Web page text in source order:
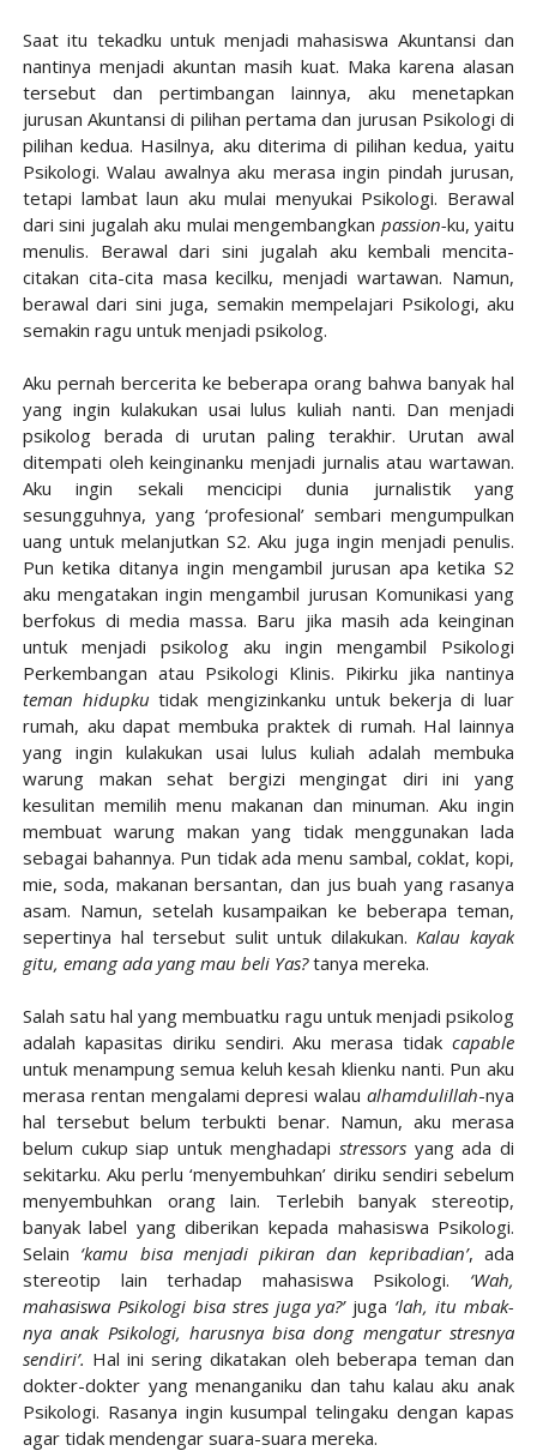
Saat itu tekadku untuk menjadi mahasiswa Akuntansi dan
nantinya menjadi akuntan masih kuat. Maka karena alasan
tersebut dan pertimbangan lainnya, aku menetapkan
jurusan Akuntansi di pilihan pertama dan jurusan Psikologi di
pilihan kedua. Hasilnya, aku diterima di pilihan kedua, yaitu
Psikologi. Walau awalnya aku merasa ingin pindah jurusan,
tetapi lambat laun aku mulai menyukai Psikologi. Berawal
dari sini jugalah aku mulai mengembangkan passion-ku, yaitu
menulis. Berawal dari sini jugalah aku kembali mencita-
citakan cita-cita masa kecilku, menjadi wartawan. Namun,
berawal dari sini juga, semakin mempelajari Psikologi, aku
semakin ragu untuk menjadi psikolog.
Aku pernah bercerita ke beberapa orang bahwa banyak hal
yang ingin kulakukan usai lulus kuliah nanti. Dan menjadi
psikolog berada di urutan paling terakhir. Urutan awal
ditempati oleh keinginanku menjadi jurnalis atau wartawan.
Aku ingin sekali mencicipi dunia jurnalistik yang
sesungguhnya, yang ‘profesional’ sembari mengumpulkan
uang untuk melanjutkan S2. Aku juga ingin menjadi penulis.
Pun ketika ditanya ingin mengambil jurusan apa ketika S2
aku mengatakan ingin mengambil jurusan Komunikasi yang
berfokus di media massa. Baru jika masih ada keinginan
untuk menjadi psikolog aku ingin mengambil Psikologi
Perkembangan atau Psikologi Klinis. Pikirku jika nantinya
teman hidupkutidak mengizinkanku untuk bekerja di luar
rumah, aku dapat membuka praktek di rumah. Hal lainnya
yang ingin kulakukan usai lulus kuliah adalah membuka
warung makan sehat bergizi mengingat diri ini yang
kesulitan memilih menu makanan dan minuman. Aku ingin
membuat warung makan yang tidak menggunakan lada
sebagai bahannya. Pun tidak ada menu sambal, coklat, kopi,
mie, soda, makanan bersantan, dan jus buah yang rasanya
asam. Namun, setelah kusampaikan ke beberapa teman,
sepertinya hal tersebut sulit untuk dilakukan. Kalau kayak
gitu, emang ada yang mau beli Yas?tanya mereka.
Salah satu hal yang membuatku ragu untuk menjadi psikolog
adalah kapasitas diriku sendiri. Aku merasa tidakcapable
untuk menampung semua keluh kesah klienku nanti. Pun aku
merasa rentan mengalami depresi walaualhamdulillah-nya
hal tersebut belum terbukti benar. Namun, aku merasa
belum cukup siap untuk menghadapi stressors yang ada di
sekitarku. Aku perlu ‘menyembuhkan’ diriku sendiri sebelum
menyembuhkan orang lain. Terlebih banyak stereotip,
banyak label yang diberikan kepada mahasiswa Psikologi.
Selain ‘kamu bisa menjadi pikiran dan kepribadian’, ada
stereotip lain terhadap mahasiswa Psikologi. ‘Wah,
mahasiswa Psikologi bisa stres juga ya?’ juga ‘lah, itu mbak-
nya anak Psikologi, harusnya bisa dong mengatur stresnya
sendiri’. Hal ini sering dikatakan oleh beberapa teman dan
dokter-dokter yang menanganiku dan tahu kalau aku anak
Psikologi. Rasanya ingin kusumpal telingaku dengan kapas
agar tidak mendengar suara-suara mereka.